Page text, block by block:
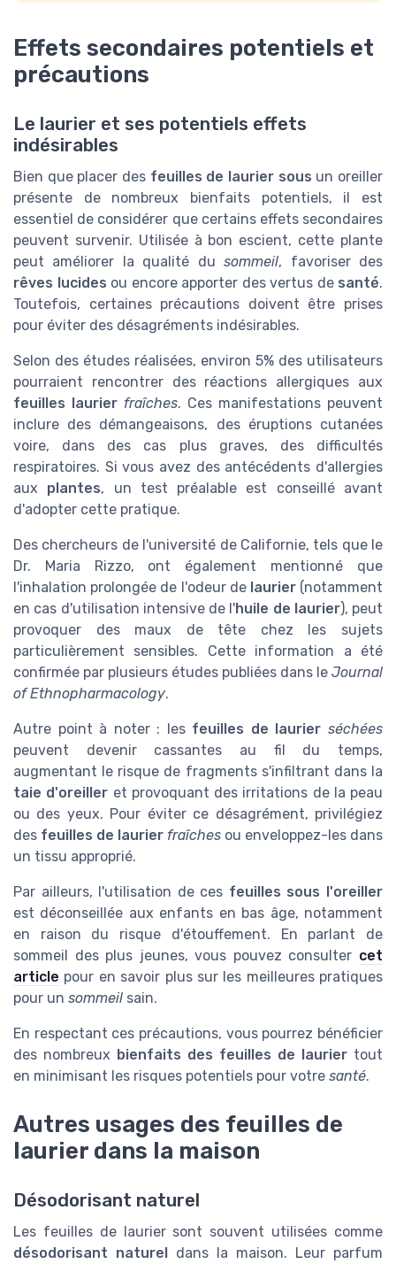
Effets secondaires potentiels et
précautions
Le laurier et ses potentiels effets
indésirables
Bien que placer des feuilles de laurier sous un oreiller
présente de nombreux bienfaits potentiels, il est
essentiel de considérer que certains effets secondaires
peuvent survenir. Utilisée à bon escient, cette plante
peut améliorer la qualité dusommeil, favoriser des
rêves lucides ou encore apporter des vertus de santé.
Toutefois, certaines précautions doivent être prises
pour éviter des désagréments indésirables.
Selon des études réalisées, environ 5% des utilisateurs
pourraient rencontrer des réactions allergiques aux
feuilles laurier fraîches. Ces manifestations peuvent
inclure des démangeaisons, des éruptions cutanées
voire, dans des cas plus graves, des difficultés
respiratoires. Si vous avez des antécédents d'allergies
aux plantes, un test préalable est conseillé avant
d'adopter cette pratique.
Des chercheurs de l'université de Californie, tels que le
Dr. Maria Rizzo, ont également mentionné que
l'inhalation prolongée de l'odeur de laurier(notamment
en cas d'utilisation intensive de l'huile de laurier), peut
provoquer des maux de tête chez les sujets
particulièrement sensibles. Cette information a été
confirmée par plusieurs études publiées dans le Journal
of Ethnopharmacology.
Autre point à noter : les feuilles de laurier séchées
peuvent devenir cassantes au fil du temps,
augmentant le risque de fragments s'infiltrant dans la
taie d'oreiller et provoquant des irritations de la peau
ou des yeux. Pour éviter ce désagrément, privilégiez
des feuilles de laurier fraîches ou enveloppez-les dans
un tissu approprié.
Par ailleurs, l'utilisation de ces feuilles sous l'oreiller
est déconseillée aux enfants en bas âge, notamment
en raison du risque d'étouffement. En parlant de
sommeil des plus jeunes, vous pouvez consulter cet
article pour en savoir plus sur les meilleures pratiques
pour un sommeil sain.
En respectant ces précautions, vous pourrez bénéficier
des nombreux bienfaits des feuilles de laurier tout
en minimisant les risques potentiels pour votre santé.
Autres usages des feuilles de
laurier dans la maison
Désodorisant naturel
Les feuilles de laurier sont souvent utilisées comme
désodorisant naturel dans la maison. Leur parfum